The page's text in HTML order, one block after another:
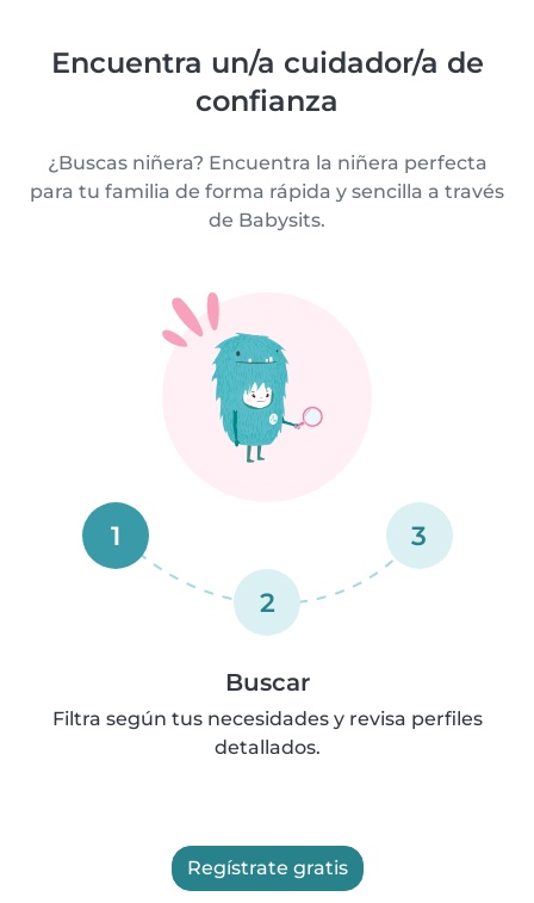
Encuentra un/a cuidador/a de
confianza
¿Buscas niñera? Encuentra la niñera perfecta
para tu familia de forma rápida y sencilla a través
de Babysits.
1
2
3
Buscar
Filtra según tus necesidades y revisa perfiles
detallados.
Regístrate gratis